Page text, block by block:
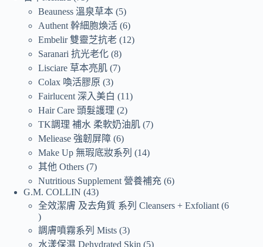
Beauness 溫泉草本 5
Authent 幹細胞煥活 6
Embelir 雙靈芝抗老 12
Saranari 抗光老化 8
Lisciare 草本亮肌 7
Colax 喚活膠原 3
Fairlucent 深入美白
11
Hair Care 頭髮護理
2
TK調理 補水 柔軟奶油肌 7
Meliease 強韌屏障 6
Make Up 無瑕底妝系列
14
其他 Others 7
Nutritious Supplement 營養補充 6
G.M. COLLIN 43
全效潔膚 及去角質 系列 Cleansers + Exfoliant 6
調膚噴霧系列 Mists 3
水漾保濕 Dehydrated Skin
5